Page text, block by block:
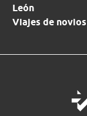
León
Viajes de novios